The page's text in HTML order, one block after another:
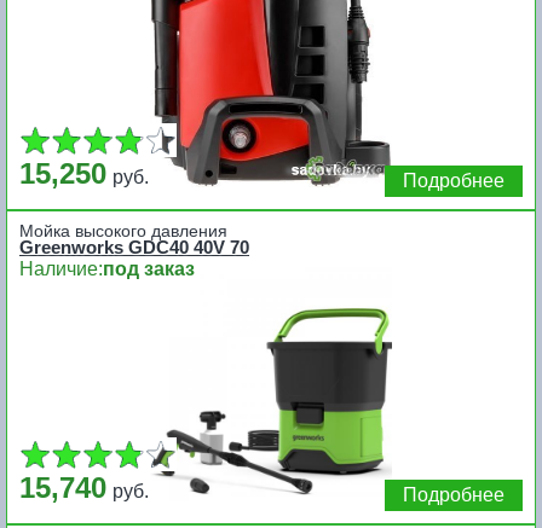
15,250 руб. Подробнее
Мойка высокого давления
Greenworks GDC40 40V 70
Наличие:под заказ
15,740 руб. Подробнее